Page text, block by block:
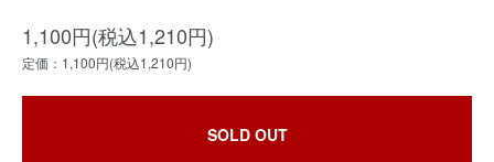
1,100円(税込1,210円)
定価：1,100円(税込1,210円)
SOLD OUT